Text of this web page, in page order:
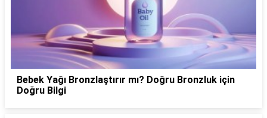
Bebek Yağı Bronzlaştırır mı? Doğru Bronzluk için
Doğru Bilgi